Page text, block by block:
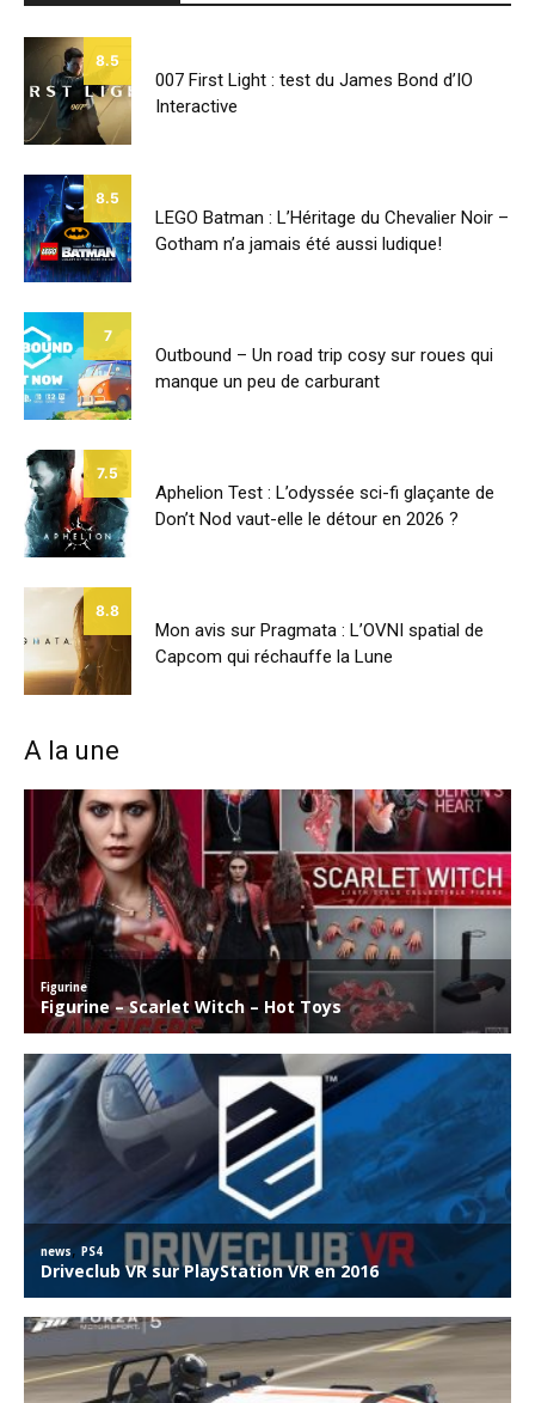
8.5
007 First Light : test du James Bond d’IO
Interactive
8.5
LEGO Batman : L’Héritage du Chevalier Noir –
Gotham n’a jamais été aussi ludique!
7
Outbound – Un road trip cosy sur roues qui
manque un peu de carburant
7.5
Aphelion Test : L’odyssée sci-fi glaçante de
Don’t Nod vaut-elle le détour en 2026 ?
8.8
Mon avis sur Pragmata : L’OVNI spatial de
Capcom qui réchauffe la Lune
A la une